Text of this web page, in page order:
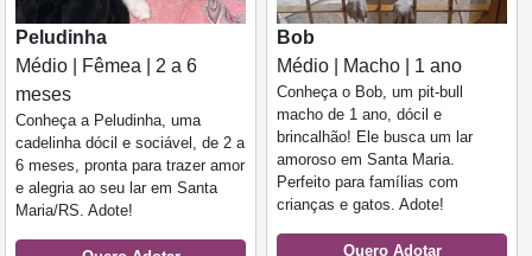
Peludinha
Médio | Fêmea | 2 a 6
meses
Conheça a Peludinha, uma
cadelinha dócil e sociável, de 2 a
6 meses, pronta para trazer amor
e alegria ao seu lar em Santa
Maria/RS. Adote!
Bob
Médio | Macho | 1 ano
Conheça o Bob, um pit-bull
macho de 1 ano, dócil e
brincalhão! Ele busca um lar
amoroso em Santa Maria.
Perfeito para famílias com
crianças e gatos. Adote!
Quero Adotar